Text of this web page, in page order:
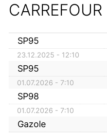
SP95
23.12.2025 - 12:10
SP95
01.07.2026 - 7:10
SP98
01.07.2026 - 7:10
Gazole